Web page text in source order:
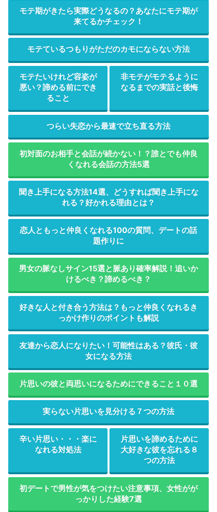
モテ期がきたら実際どうなるの？あなたにモテ期が
来てるかチェック！
モテているつもりがただのカモにならない方法
モテたいけれど容姿が
悪い？諦める前にでき
ること
非モテがモテるように
なるまでの実話と後悔
つらい失恋から最速で立ち直る方法
初対面のお相手と会話が続かない！？誰とでも仲良
くなれる会話の方法5選
聞き上手になる方法14選、どうすれば聞き上手にな
れる？好かれる理由とは？
恋人ともっと仲良くなれる100の質問、デートの話
題作りに
男女の脈なしサイン15選と脈あり確率解説！追いか
けるべき？諦めるべき？
好きな人と付き合う方法は？もっと仲良くなれるき
っかけ作りのポイントも解説
友達から恋人になりたい！可能性はある？彼氏・彼
女になる方法
片思いの彼と両思いになるためにできること１０選
実らない片思いを見分ける７つの方法
辛い片思い・・・楽に
なれる対処法
片思いを諦めるために
大好きな彼を忘れる８
つの方法
初デートで男性が気をつけたい注意事項、女性がが
っかりした経験7選